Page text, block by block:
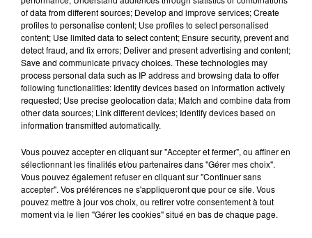
15 juillet 2026
BÉTHUNE: ENQUÊTE POUR HOMICIDE
VOLONTAIRE EN COURS, APRÈS LA...
Selon les premiers éléments, le logement servait
à des prostituées
of data from different sources; Develop and improve services; Create
profiles to personalise content; Use profiles to select personalised
content; Use limited data to select content; Ensure security, prevent and
detect fraud, and fix errors; Deliver and present advertising and content;
Save and communicate privacy choices. These technologies may
process personal data such as IP address and browsing data to offer
following functionalities: Identify devices based on information actively
requested; Use precise geolocation data; Match and combine data from
other data sources; Link different devices; Identify devices based on
information transmitted automatically.
Vous pouvez accepter en cliquant sur "Accepter et fermer", ou affiner en
sélectionnant les finalités et/ou partenaires dans "Gérer mes choix".
Vous pouvez également refuser en cliquant sur "Continuer sans
accepter". Vos préférences ne s'appliqueront que pour ce site. Vous
pouvez mettre à jour vos choix, ou retirer votre consentement à tout
moment via le lien "Gérer les cookies" situé en bas de chaque page.